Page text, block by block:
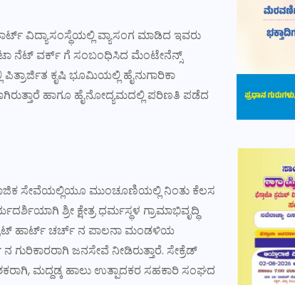
ವಿದ್ಯಾಸಂಸ್ಥೆಯಲ್ಲಿ ವ್ಯಾಸಂಗ ಮಾಡಿದ ಇವರು
ನೆಟ್ ವರ್ಕ್ ಗೆ ಸಂಬಂಧಿಸಿದ ಮೆಂಟೇನೆನ್ಸ್
ಕೃಷಿ ಭೂಮಿಯಲ್ಲಿ ಹೈನುಗಾರಿಕಾ
ಹಾಗೂ ಹೈನೋದ್ಯಮದಲ್ಲಿ ಪರಿಣತಿ ಪಡೆದ
ಸೇವೆಯಲ್ಲಿಯೂ ಮುಂಚೂಣಿಯಲ್ಲಿ ನಿಂತು ಕೆಲಸ
ಶ್ರೀ ಕ್ಷೇತ್ರ ಧರ್ಮಸ್ಥಳ ಗ್ರಾಮಾಭಿವೃದ್ಧಿ
ಹಾರ್ಟ್ ಚರ್ಚ್ ನ ಪಾಲನಾ ಮಂಡಳಿಯ
ಜನಸೇವೆ ನೀಡಿರುತ್ತಾರೆ. ಸೇಕ್ರೆಡ್
ಮದ್ದಡ್ಕ ಹಾಲು ಉತ್ಪಾದಕರ ಸಹಕಾರಿ ಸಂಘದ